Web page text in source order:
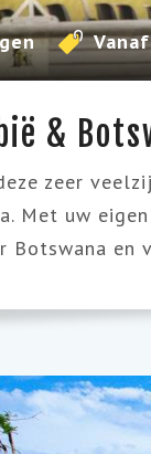
&
zeer
Met uw
Botswana